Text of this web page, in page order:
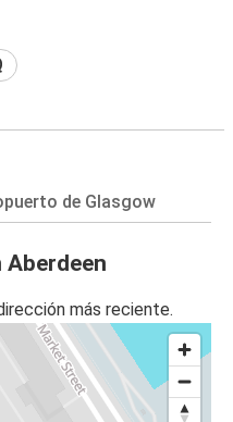
de Glasgow
Aberdeen
más reciente.